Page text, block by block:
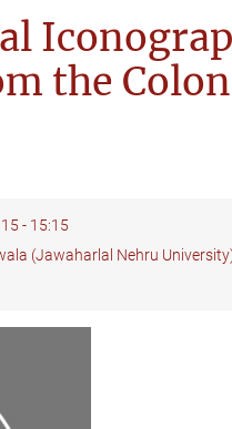
the
- 15:15
(Jawaharlal Nehru